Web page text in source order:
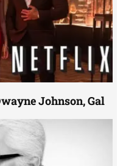
Johnson, Gal